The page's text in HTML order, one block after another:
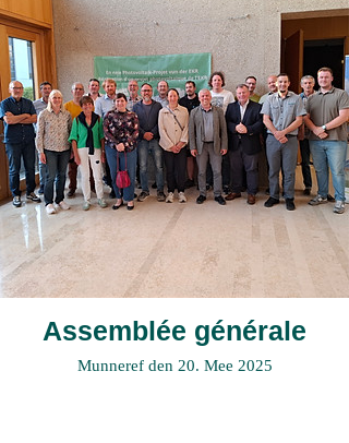
Assemblée générale
Munneref den 20. Mee 2025